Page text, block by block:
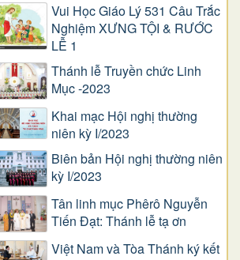
Vui Học Giáo Lý 531 Câu Trắc
Nghiệm XƯNG TỘI & RƯỚC
LỄ 1
Thánh lễ Truyền chức Linh
Mục -2023
Khai mạc Hội nghị thường
niên kỳ I/2023
Biên bản Hội nghị thường niên
kỳ I/2023
Tân linh mục Phêrô Nguyễn
Tiến Đạt: Thánh lễ tạ ơn
Việt Nam và Tòa Thánh ký kết